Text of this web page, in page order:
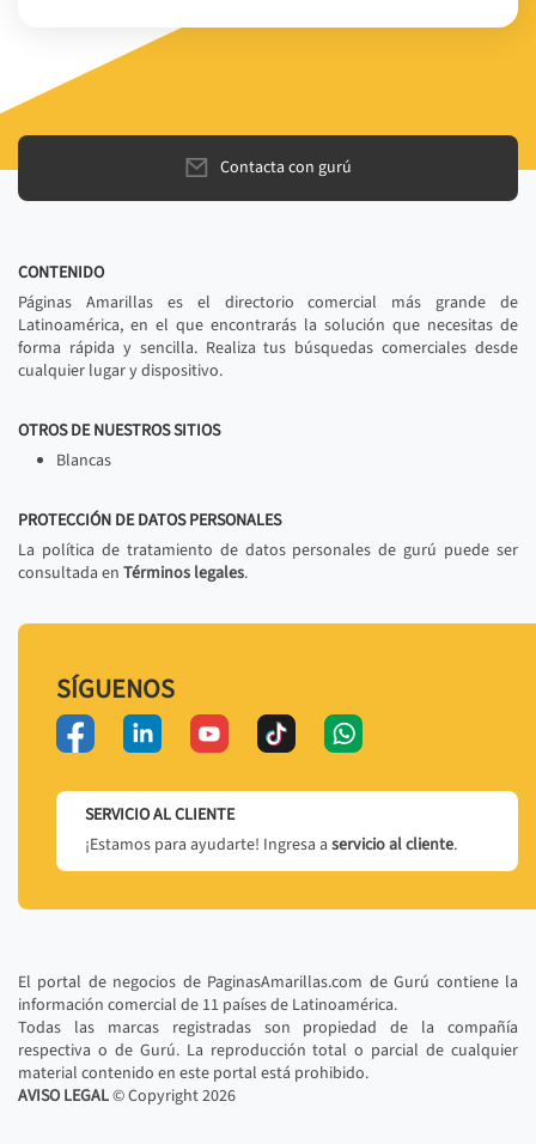
Contacta con gurú
CONTENIDO
Páginas Amarillas es el directorio comercial más grande de
Latinoamérica, en el que encontrarás la solución que necesitas de
forma rápida y sencilla. Realiza tus búsquedas comerciales desde
cualquier lugar y dispositivo.
OTROS DE NUESTROS SITIOS
Blancas
PROTECCIÓN DE DATOS PERSONALES
La política de tratamiento de datos personales de gurú puede ser
consultada en Términos legales.
SÍGUENOS
SERVICIO AL CLIENTE
¡Estamos para ayudarte! Ingresa a servicio al cliente.
El portal de negocios de PaginasAmarillas.com de Gurú contiene la
información comercial de 11 países de Latinoamérica.
Todas las marcas registradas son propiedad de la compañía
respectiva o de Gurú. La reproducción total o parcial de cualquier
material contenido en este portal está prohibido.
AVISO LEGAL© Copyright2026